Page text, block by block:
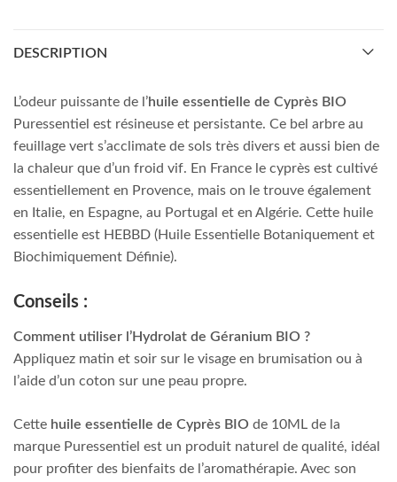
DESCRIPTION
L’odeur puissante de l’huile essentielle de Cyprès BIO
Puressentiel est résineuse et persistante. Ce bel arbre au
feuillage vert s’acclimate de sols très divers et aussi bien de
la chaleur que d’un froid vif. En France le cyprès est cultivé
essentiellement en Provence, mais on le trouve également
en Italie, en Espagne, au Portugal et en Algérie. Cette huile
essentielle est HEBBD (Huile Essentielle Botaniquement et
Biochimiquement Définie).
Conseils :
Comment utiliser l’Hydrolat de Géranium BIO ?
Appliquez matin et soir sur le visage en brumisation ou à
l’aide d’un coton sur une peau propre.
Cette huile essentielle de Cyprès BIO de 10ML de la
marque Puressentiel est un produit naturel de qualité, idéal
pour profiter des bienfaits de l’aromathérapie. Avec son